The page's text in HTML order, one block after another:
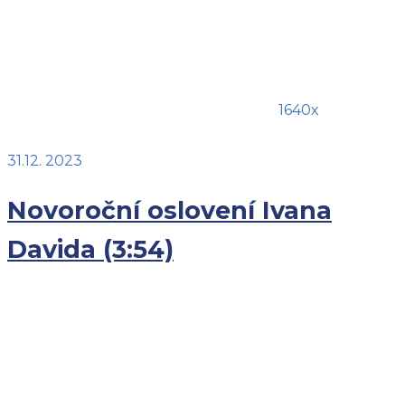
1640x
31.12. 2023
Novoroční oslovení Ivana
Davida (3:54)